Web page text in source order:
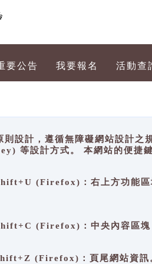
要公告 我要報名 活動查
則設計，遵循無障礙網站設計
等設計方式。 本網站的便捷
(Firefox)：右上方功能區
(Firefox)：中央內容區塊
(Firefox)：頁尾網站資訊